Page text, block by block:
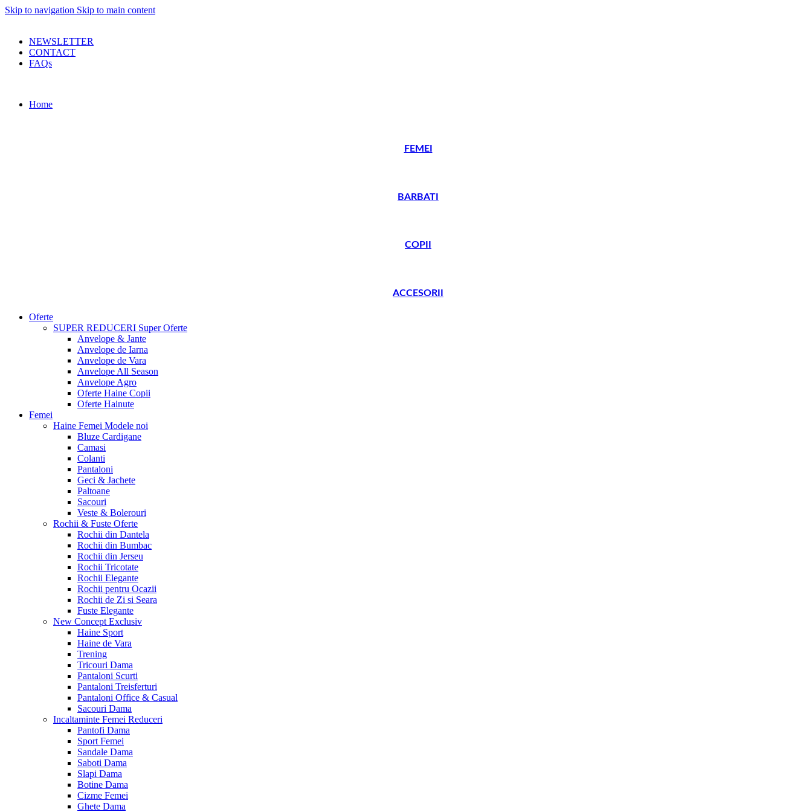
Skip to navigation Skip to main content
NEWSLETTER
CONTACT
FAQs
Home
FEMEI
BARBATI
COPII
ACCESORII
Oferte
SUPER REDUCERI Super Oferte
Anvelope & Jante
Anvelope de Iarna
Anvelope de Vara
Anvelope All Season
Anvelope Agro
Oferte Haine Copii
Oferte Hainute
Femei
Haine Femei Modele noi
Bluze Cardigane
Camasi
Colanti
Pantaloni
Geci & Jachete
Paltoane
Sacouri
Veste & Bolerouri
Rochii & Fuste Oferte
Rochii din Dantela
Rochii din Bumbac
Rochii din Jerseu
Rochii Tricotate
Rochii Elegante
Rochii pentru Ocazii
Rochii de Zi si Seara
Fuste Elegante
New Concept Exclusiv
Haine Sport
Haine de Vara
Trening
Tricouri Dama
Pantaloni Scurti
Pantaloni Treisferturi
Pantaloni Office & Casual
Sacouri Dama
Incaltaminte Femei Reduceri
Pantofi Dama
Sport Femei
Sandale Dama
Saboti Dama
Slapi Dama
Botine Dama
Cizme Femei
Ghete Dama